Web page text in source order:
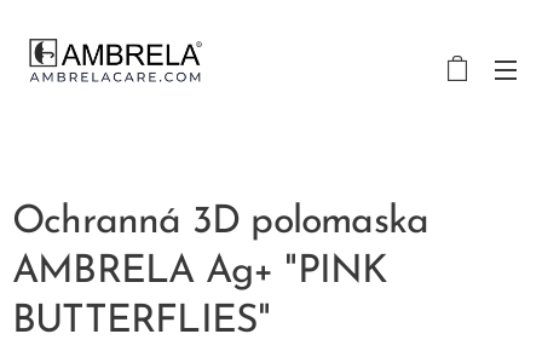
Ochranná 3D polomaska
AMBRELA Ag+ "PINK
BUTTERFLIES"